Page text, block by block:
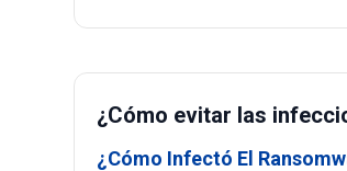
¿Cómo evitar las
¿Cómo Infectó El